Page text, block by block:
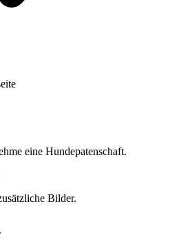
eine Hundepatenschaft.
Bilder.